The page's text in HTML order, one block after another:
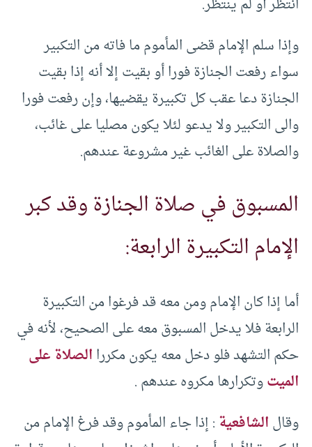
انتظر أو لم ينتظر.
وإذا سلم الإمام قضى المأموم ما فاته من التكبير
سواء رفعت الجنازة فورا أو بقيت إلا أنه إذا بقيت
الجنازة دعا عقب كل تكبيرة يقضيها، وإن رفعت فورا
والى التكبير ولا يدعو لئلا يكون مصليا على غائب،
والصلاة على الغائب غير مشروعة عندهم.
المسبوق في صلاة الجنازة وقد كبر
الإمام التكبيرة الرابعة:
أما إذا كان الإمام ومن معه قد فرغوا من التكبيرة
الرابعة فلا يدخل المسبوق معه على الصحيح، لأنه في
حكم التشهد فلو دخل معه يكون مكرراالصلاة على
الميتوتكرارها مكروه عندهم .
وقالالشافعية: إذا جاء المأموم وقد فرغ الإمام من